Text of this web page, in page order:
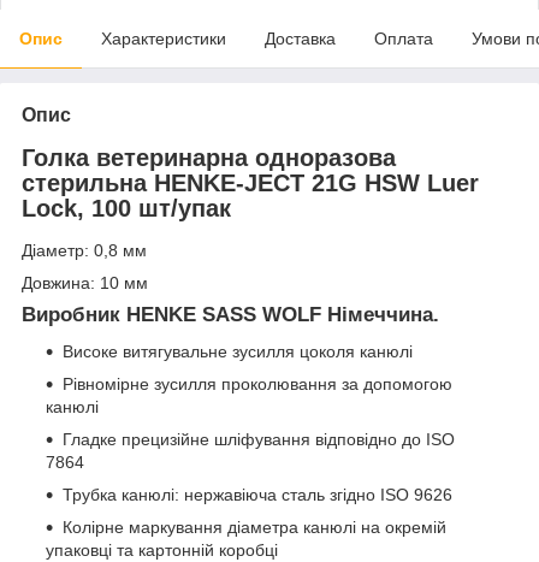
Опис Характеристики Доставка Оплата Умови
Опис
Голка ветеринарна одноразова
стерильна HENKE-JECT 21G HSW Luer
Lock, 100 шт/упак
Діаметр: 0,8 мм
Довжина: 10 мм
Виробник HENKE SASS WOLF Німеччина.
Високе витягувальне зусилля цоколя канюлі
Рівномірне зусилля проколювання за допомогою
канюлі
Гладке прецизійне шліфування відповідно до ISO
7864
Трубка канюлі: нержавіюча сталь згідно ISO 9626
Колірне маркування діаметра канюлі на окремій
упаковці та картонній коробці